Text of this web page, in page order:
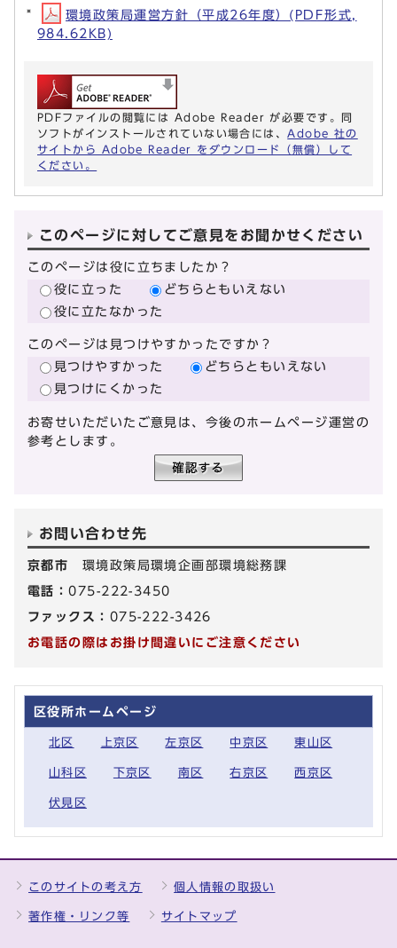
環境政策局運営方針（平成26年度）(PDF形式,
984.62KB)
PDFファイルの閲覧には Adobe Reader が必要です。同
ソフトがインストールされていない場合には、 Adobe 社の
サイトから Adobe Reader をダウンロード（無償）して
ください。
このページに対してご意見をお聞かせください
このページは役に立ちましたか？
役に立った
どちらともいえない
役に立たなかった
このページは見つけやすかったですか？
見つけやすかった
どちらともいえない
見つけにくかった
お寄せいただいたご意見は、今後のホームページ運営の
参考とします。
お問い合わせ先
京都市 環境政策局環境企画部環境総務課
電話：075-222-3450
ファックス： 075-222-3426
お電話の際はお掛け間違いにご注意ください
区役所ホームページ
北区 上京区 左京区 中京区 東山区
山科区 下京区 南区 右京区 西京区
伏見区
このサイトの考え方 個人情報の取扱い
著作権・リンク等 サイトマップ